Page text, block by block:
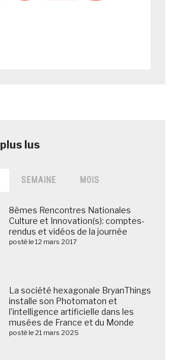
SEMAINE MOIS
8èmes Rencontres Nationales
Culture et Innovation(s): comptes-
rendus et vidéos de la journée
posté le 12 mars 2017
La société hexagonale BryanThings
installe son Photomaton et
l’intelligence artificielle dans les
musées de France et du Monde
posté le 21 mars 2025